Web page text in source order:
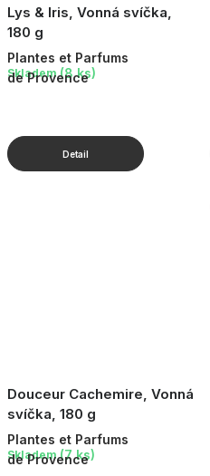
Lys & Iris, Vonná svíčka,
180 g
Plantes et Parfums
de Provence
Skladem (8 ks)
Douceur Cachemire, Vonná
svíčka, 180 g
Plantes et Parfums
de Provence
Skladem (7 ks)